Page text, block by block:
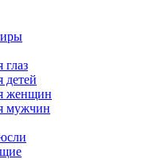
детей
женщин
мужчин